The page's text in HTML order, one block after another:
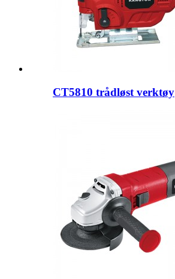
CT5810 trådløst verktøy